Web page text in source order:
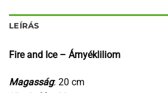
LEÍRÁS
Fire and Ice – Árnyékliliom
Magasság: 20 cm